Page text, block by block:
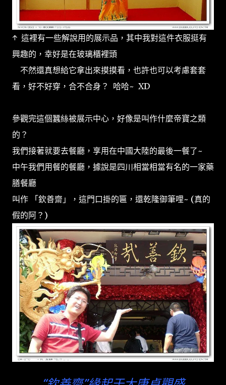
↑ 這裡有一些解說用的展示品，其中我對這件衣服挺有
興趣的，幸好是在玻璃櫃裡頭
不然還真想給它拿出來摸摸看，也許也可以考慮套套
看，好不好穿，合不合身？ 哈哈~ XD
參觀完這個蠶絲被展示中心，好像是叫作什麼帝寶之類
的？
我們接著就要去餐廳，享用在中國大陸的最後一餐了~
中午我們用餐的餐廳，據說是四川相當相當有名的一家藥
膳餐廳
叫作 「欽善齋」，這門口掛的匾，還乾隆御筆哩~ (真的
假的阿？)